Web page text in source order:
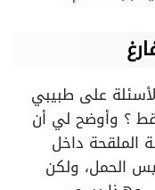
على طبيبي
؟ وأوضح لي أن
الملقحة داخل
الحمل، ولكن